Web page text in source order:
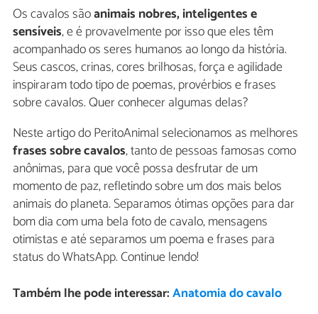
Os cavalos sãoanimais nobres, inteligentes e
sensíveis, e é provavelmente por isso que eles têm
acompanhado os seres humanos ao longo da história.
Seus cascos, crinas, cores brilhosas, força e agilidade
inspiraram todo tipo de poemas, provérbios e frases
sobre cavalos. Quer conhecer algumas delas?
Neste artigo do PeritoAnimal selecionamos as melhores
frases sobre cavalos, tanto de pessoas famosas como
anônimas, para que você possa desfrutar de um
momento de paz, refletindo sobre um dos mais belos
animais do planeta. Separamos ótimas opções para dar
bom dia com uma bela foto de cavalo, mensagens
otimistas e até separamos um poema e frases para
status do WhatsApp. Continue lendo!
Também lhe pode interessar:Anatomia do cavalo